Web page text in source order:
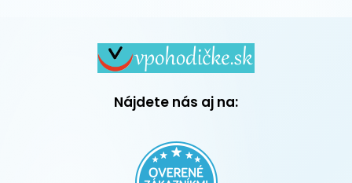
Nájdete nás aj na: